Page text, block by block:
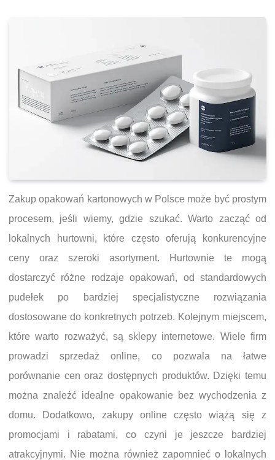
Zakup opakowań kartonowych w Polsce może być prostym
procesem, jeśli wiemy, gdzie szukać. Warto zacząć od
lokalnych hurtowni, które często oferują konkurencyjne
ceny oraz szeroki asortyment. Hurtownie te mogą
dostarczyć różne rodzaje opakowań, od standardowych
pudełek po bardziej specjalistyczne rozwiązania
dostosowane do konkretnych potrzeb. Kolejnym miejscem,
które warto rozważyć, są sklepy internetowe. Wiele firm
prowadzi sprzedaż online, co pozwala na łatwe
porównanie cen oraz dostępnych produktów. Dzięki temu
można znaleźć idealne opakowanie bez wychodzenia z
domu. Dodatkowo, zakupy online często wiążą się z
promocjami i rabatami, co czyni je jeszcze bardziej
atrakcyjnymi. Nie można również zapomnieć o lokalnych